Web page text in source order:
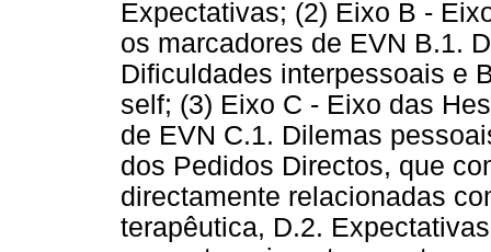
Expectativas; (2) Eixo B -
os marcadores de EVN B.1.
Dificuldades interpessoais e
self; (3) Eixo C - Eixo das
de EVN C.1. Dilemas
dos Pedidos Directos, que
directamente relacionadas
terapêutica, D.2.